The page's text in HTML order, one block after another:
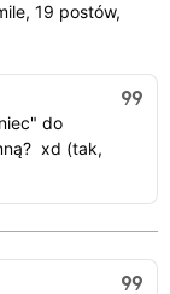
19 postów,
do
xd (tak,